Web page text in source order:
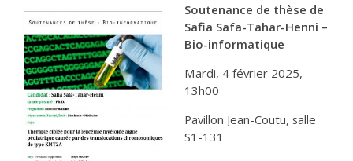
Soutenance de thèse de
Safia Safa-Tahar-Henni –
Bio-informatique
Mardi, 4 février 2025,
13h00
Pavillon Jean-Coutu, salle
S1-131